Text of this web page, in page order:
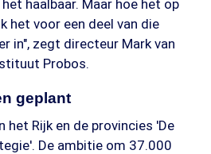
haalbaar. Maar hoe het op
het voor een deel van die
in", zegt directeur Mark van
Probos.
geplant
het Rijk en de provincies 'De
De ambitie om 37.000